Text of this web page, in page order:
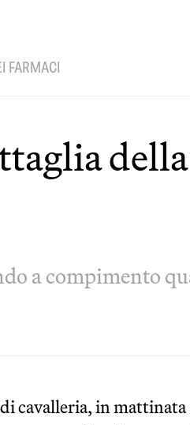
FARMACI
a compimento
cavalleria, in mattinata